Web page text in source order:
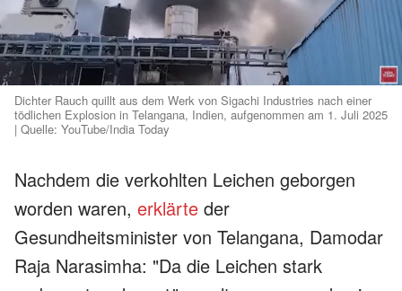
Dichter Rauch quillt aus dem Werk von Sigachi Industries nach einer
tödlichen Explosion in Telangana, Indien, aufgenommen am 1. Juli 2025
| Quelle: YouTube/India Today
Nachdem die verkohlten Leichen geborgen
worden waren, erklärte der
Gesundheitsminister von Telangana, Damodar
Raja Narasimha: "Da die Leichen stark